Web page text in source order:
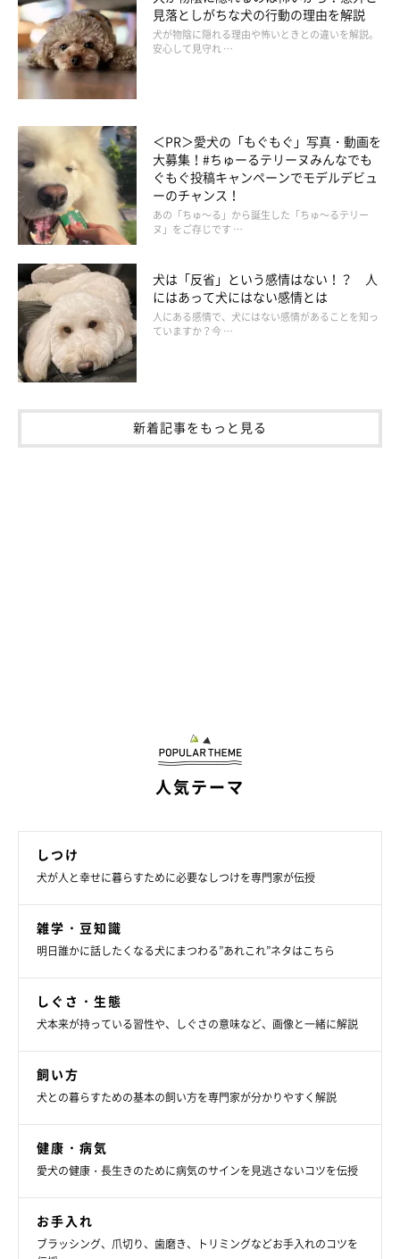
見落としがちな犬の行動の理由を解説
犬が物陰に隠れる理由や怖いときとの違いを解説。
安心して見守れ …
＜PR＞愛犬の「もぐもぐ」写真・動画を
大募集！#ちゅーるテリーヌみんなでも
ぐもぐ投稿キャンペーンでモデルデビュ
ーのチャンス！
あの「ちゅ～る」から誕生した「ちゅ～るテリー
ヌ」をご存じです …
犬は「反省」という感情はない！？ 人
にはあって犬にはない感情とは
人にある感情で、犬にはない感情があることを知っ
ていますか？今 …
新着記事をもっと見る
人気テーマ
しつけ
犬が人と幸せに暮らすために必要なしつけを専門家が伝授
雑学・豆知識
明日誰かに話したくなる犬にまつわる”あれこれ”ネタはこちら
しぐさ・生態
犬本来が持っている習性や、しぐさの意味など、画像と一緒に解説
飼い方
犬との暮らすための基本の飼い方を専門家が分かりやすく解説
健康・病気
愛犬の健康・長生きのために病気のサインを見逃さないコツを伝授
お手入れ
ブラッシング、爪切り、歯磨き、トリミングなどお手入れのコツを